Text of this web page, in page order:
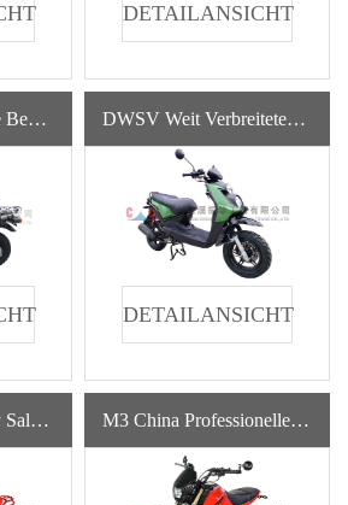
DETAILANSICHT
SR Fashion Beliebte Benzin-Tourenmotor 50ccm Motorräder DWSV Weit Verbreitetes Neues Gasbetriebenes Benzinmotorrad Mit Hoher Qualität
DETAILANSICHT
MONSTER Factory Sale Verschiedene Hochgeschwindigkeits-Benzin-Monkeybike-Klassiker-Motorräder M3 China Professionelle Herstellung Lieferung Benzintank 200cc Benzin Motorräder